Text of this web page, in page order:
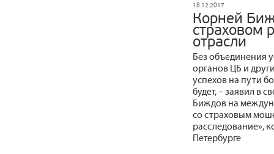
18.12.2017
Корней
страховом
отрасли
Без объединения
органов ЦБ и
успехов на пути
будет, – заявил в
Биждов на
со страховым
расследование»,
Петербурге